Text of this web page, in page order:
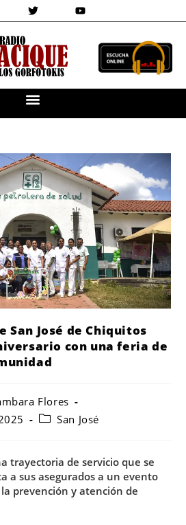
San José de Chiquitos
con una feria de
Flores
San José
trayectoria de servicio que se
a sus asegurados a un evento
prevención y atención de